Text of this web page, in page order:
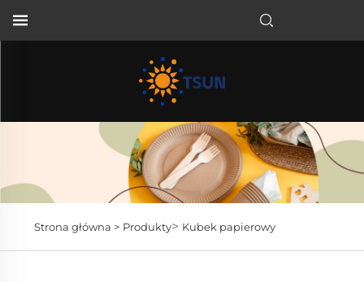
Strona główna > Produkty> Kubek papierowy